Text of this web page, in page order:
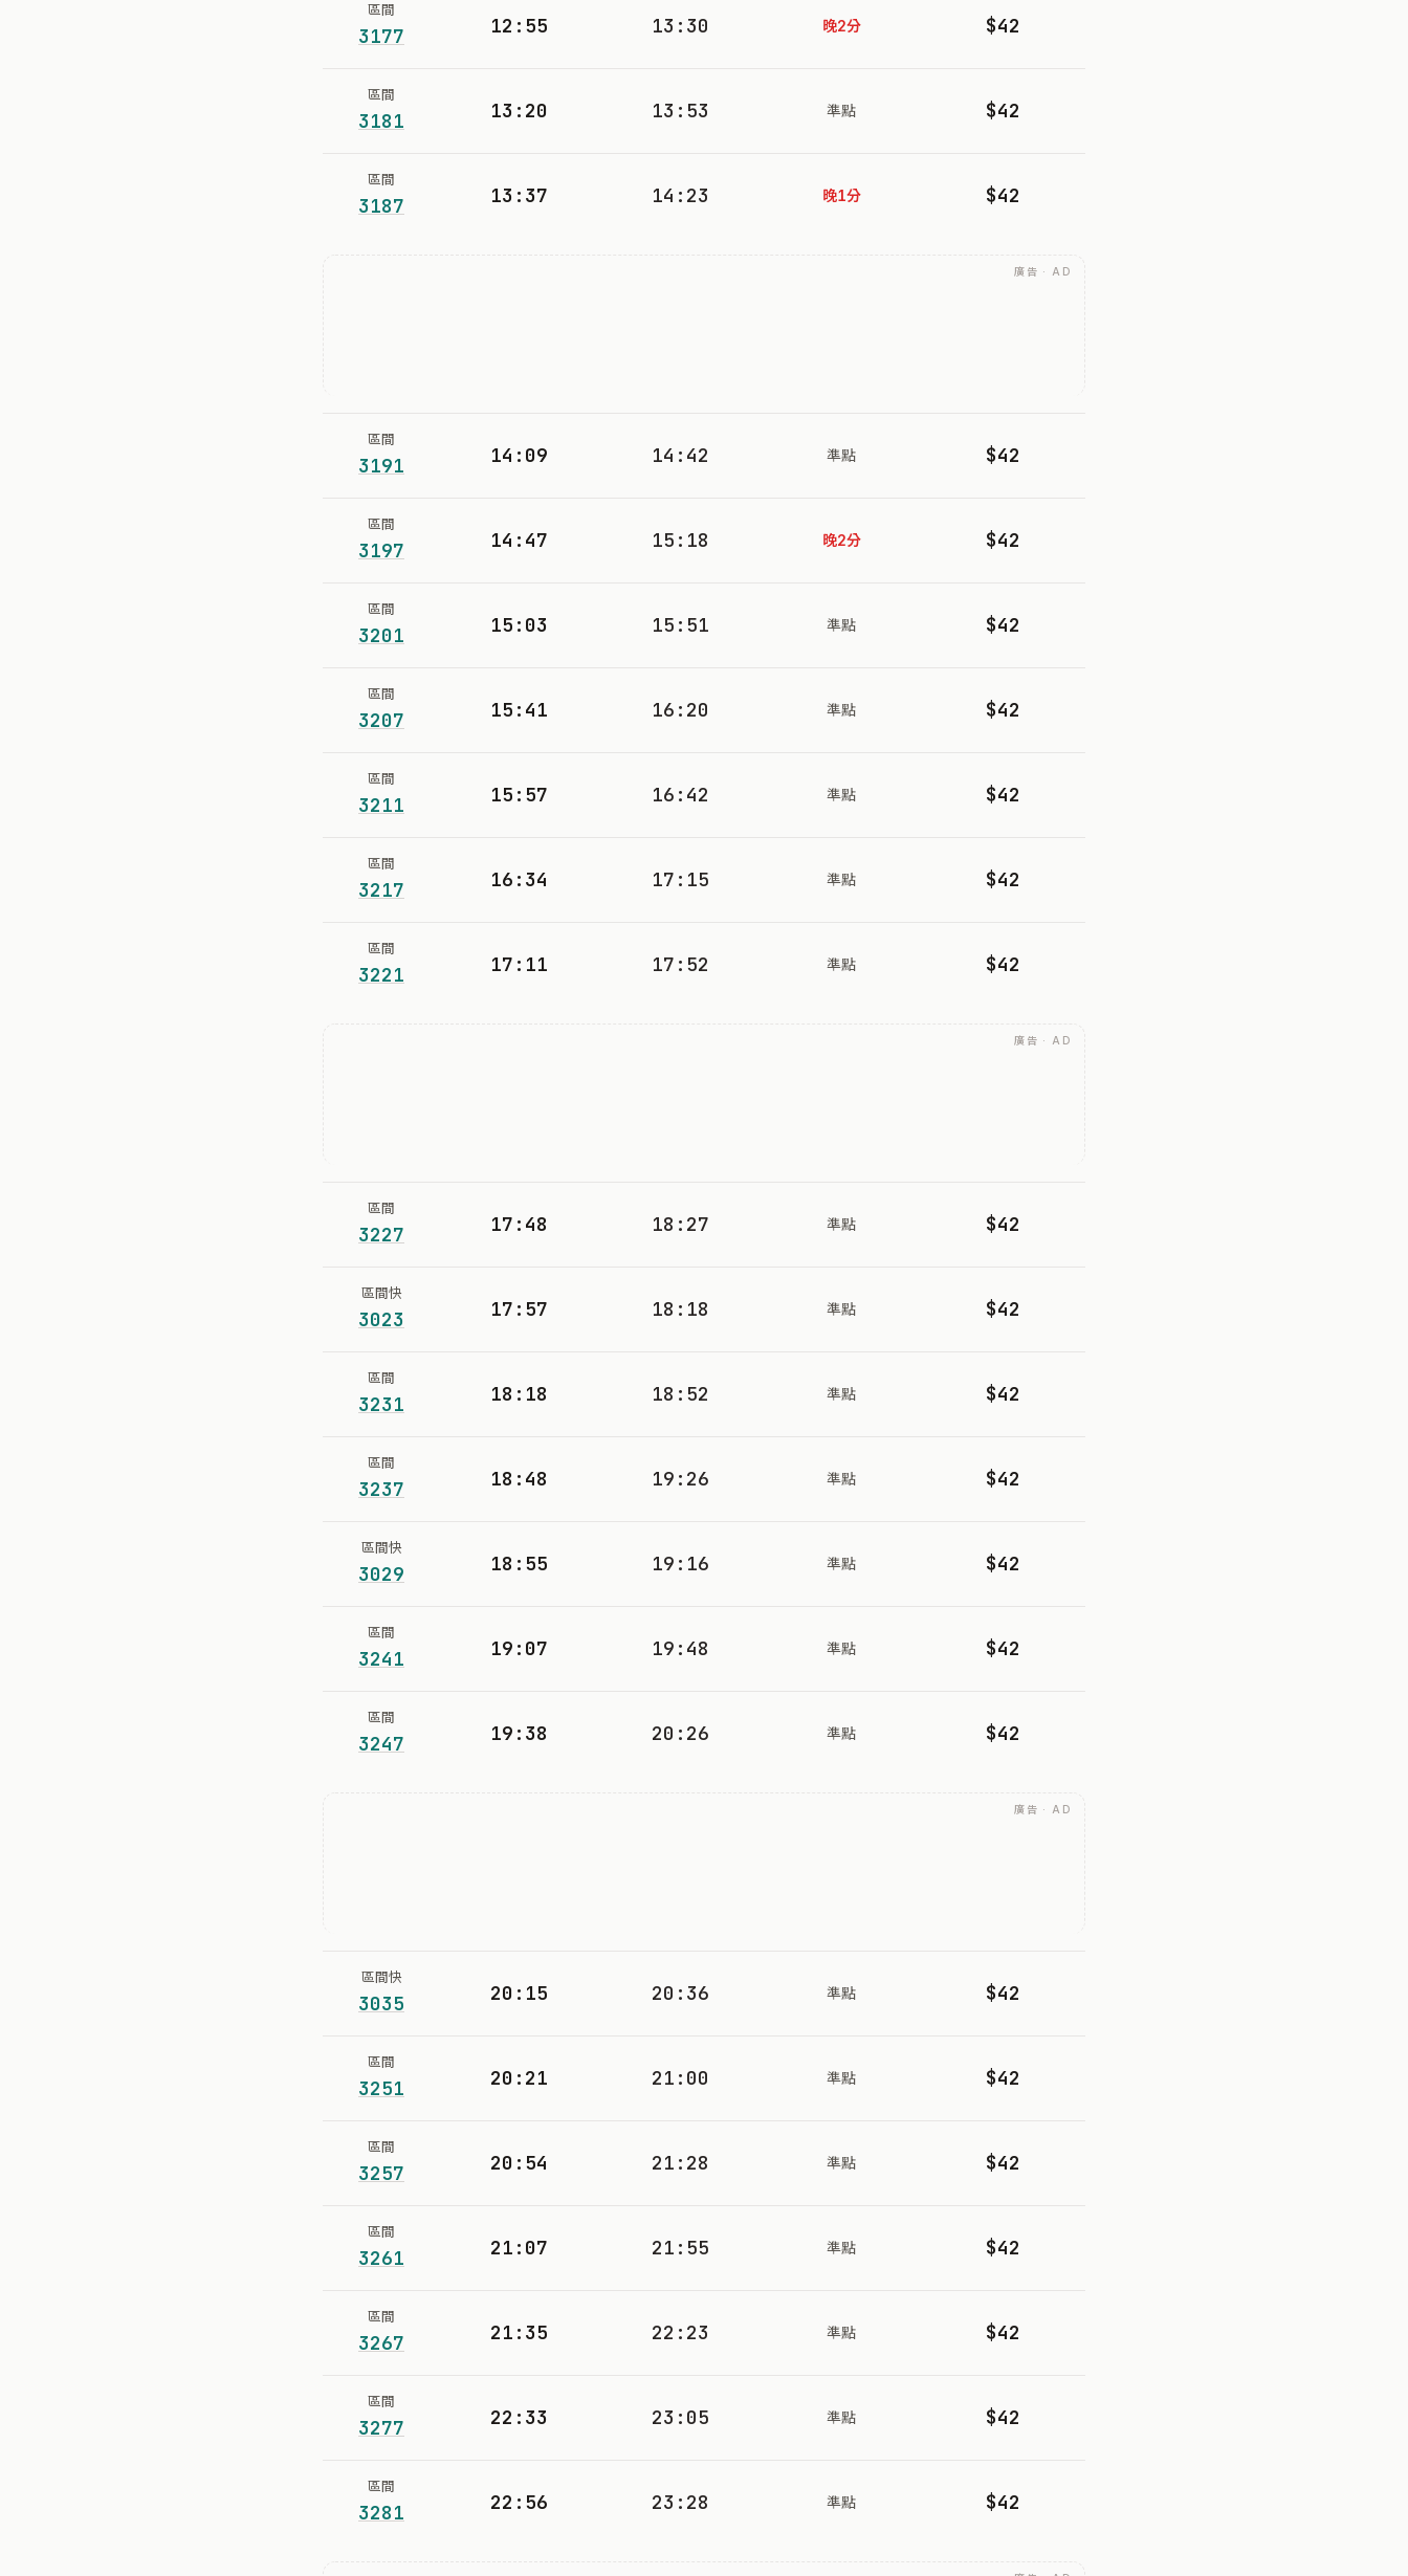
區間
3177 12:55 13:30 晚2分 $42
區間
3181 13:20 13:53 準點 $42
區間
3187 13:37 14:23 晚1分 $42
廣告 · AD
區間
3191 14:09 14:42 準點 $42
區間
3197 14:47 15:18 晚2分 $42
區間
3201 15:03 15:51 準點 $42
區間
3207 15:41 16:20 準點 $42
區間
3211 15:57 16:42 準點 $42
區間
3217 16:34 17:15 準點 $42
區間
3221 17:11 17:52 準點 $42
廣告 · AD
區間
3227 17:48 18:27 準點 $42
區間快
3023 17:57 18:18 準點 $42
區間
3231 18:18 18:52 準點 $42
區間
3237 18:48 19:26 準點 $42
區間快
3029 18:55 19:16 準點 $42
區間
3241 19:07 19:48 準點 $42
區間
3247 19:38 20:26 準點 $42
廣告 · AD
區間快
3035 20:15 20:36 準點 $42
區間
3251 20:21 21:00 準點 $42
區間
3257 20:54 21:28 準點 $42
區間
3261 21:07 21:55 準點 $42
區間
3267 21:35 22:23 準點 $42
區間
3277 22:33 23:05 準點 $42
區間
3281 22:56 23:28 準點 $42